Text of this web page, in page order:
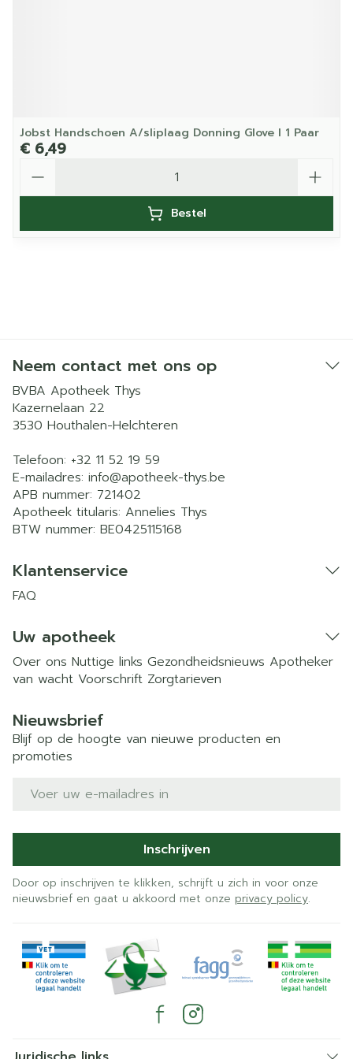
Jobst Handschoen A/sliplaag Donning Glove l 1 Paar
€ 6,49
Bestel
Neem contact met ons op
BVBA Apotheek Thys
Kazernelaan 22
3530 Houthalen-Helchteren
Telefoon: +32 11 52 19 59
E-mailadres: info@apotheek-thys.be
APB nummer: 721402
Apotheek titularis: Annelies Thys
BTW nummer: BE0425115168
Klantenservice
FAQ
Uw apotheek
Over ons Nuttige links Gezondheidsnieuws Apotheker
van wacht Voorschrift Zorgtarieven
Nieuwsbrief
Blijf op de hoogte van nieuwe producten en
promoties
E-mail adres
Inschrijven
Door op inschrijven te klikken, schrijft u zich in voor onze
nieuwsbrief en gaat u akkoord met onze privacy policy.